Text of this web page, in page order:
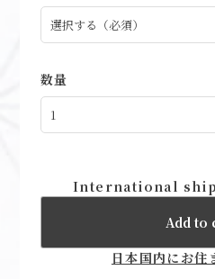
数量
International
Add to
日本国内にお住